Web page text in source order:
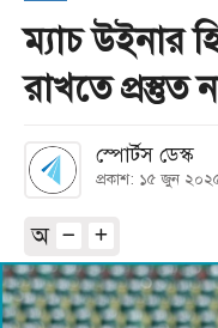
প্রচ্ছদ
সব বিভাগ
কনভার্টার
ম্যাচ উইনার
রাখতে প্রস্তুত
স্পোর্টস ডেস্ক
প্রকাশ: ১৫ জুন
অ